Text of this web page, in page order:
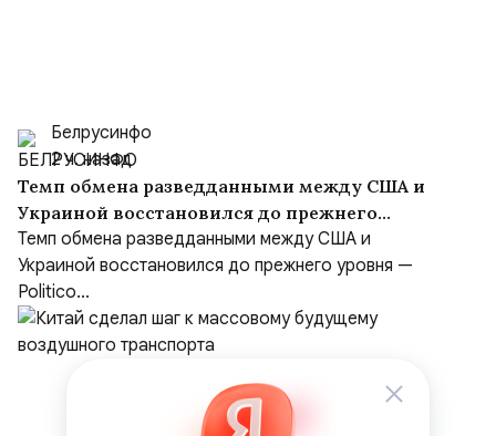
Белрусинфо
2 ч. назад
Темп обмена разведданными между США и
Украиной восстановился до прежнего
уровня
Темп обмена разведданными между США и
Украиной восстановился до прежнего уровня —
Politico...